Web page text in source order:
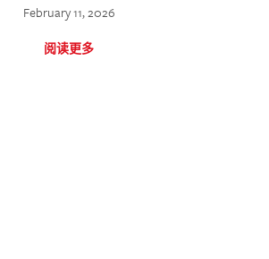
February 11, 2026
阅读更多